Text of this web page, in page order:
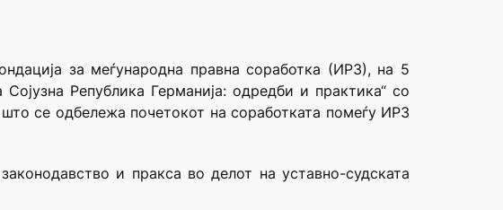
за меѓународна правна соработка (ИРЗ), на 5
Република Германија: одредби и практика“ со
се одбележа почетокот на соработката помеѓу ИРЗ
и пракса во делот на уставно-судската